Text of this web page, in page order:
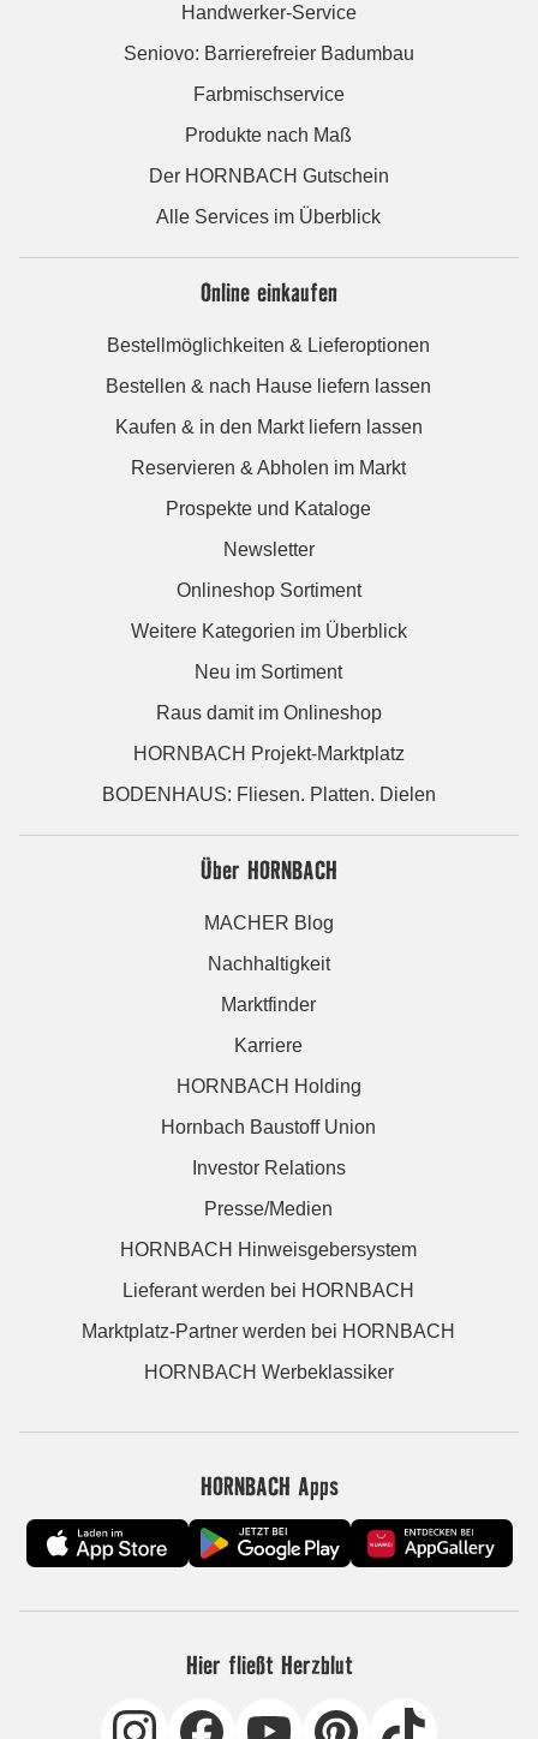
Handwerker-Service
Seniovo: Barrierefreier Badumbau
Farbmischservice
Produkte nach Maß
Der HORNBACH Gutschein
Alle Services im Überblick
Online einkaufen
Bestellmöglichkeiten & Lieferoptionen
Bestellen & nach Hause liefern lassen
Kaufen & in den Markt liefern lassen
Reservieren & Abholen im Markt
Prospekte und Kataloge
Newsletter
Onlineshop Sortiment
Weitere Kategorien im Überblick
Neu im Sortiment
Raus damit im Onlineshop
HORNBACH Projekt-Marktplatz
BODENHAUS: Fliesen. Platten. Dielen
Über HORNBACH
MACHER Blog
Nachhaltigkeit
Marktfinder
Karriere
HORNBACH Holding
Hornbach Baustoff Union
Investor Relations
Presse/Medien
HORNBACH Hinweisgebersystem
Lieferant werden bei HORNBACH
Marktplatz-Partner werden bei HORNBACH
HORNBACH Werbeklassiker
HORNBACH Apps
Hier fließt Herzblut